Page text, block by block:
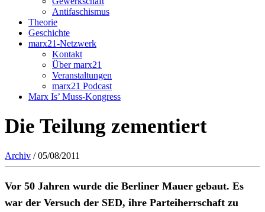
Antifaschismus
Theorie
Geschichte
marx21-Netzwerk
Kontakt
Über marx21
Veranstaltungen
marx21 Podcast
Marx Is’ Muss-Kongress
Die Teilung zementiert
Archiv / 05/08/2011
Vor 50 Jahren wurde die Berliner Mauer gebaut. Es
war der Versuch der SED, ihre Parteiherrschaft zu